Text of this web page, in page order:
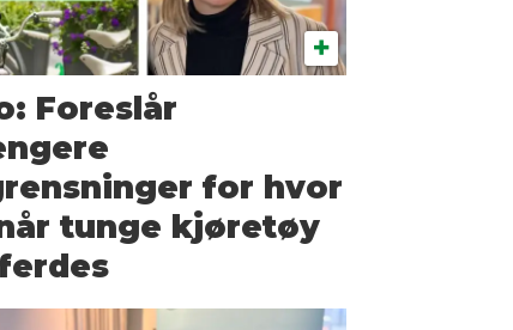
Foreslår
for hvor
tunge kjøretøy